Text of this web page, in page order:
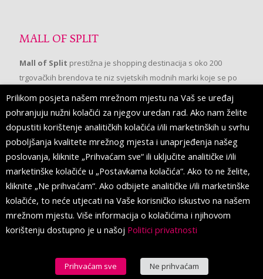
MALL OF SPLIT
Mall of Split prestižna je shopping destinacija s oko 200
trgovačkih brendova te niz svjetskih modnih marki koje se po
prvi put pojavljuju u Splitu.
PRATITE NAS
Prilikom posjeta našem mrežnom mjestu na Vaš se uređaj
pohranjuju nužni kolačići za njegov uredan rad. Ako nam želite
dopustiti korištenje analitičkih kolačića i/ili marketinških u svrhu
poboljšanja kvalitete mrežnog mjesta i unaprjeđenja našeg
poslovanja, kliknite „Prihvaćam sve“ ili uključite analitičke i/ili
marketinške kolačiće u „Postavkama kolačića“. Ako to ne želite,
kliknite „Ne prihvaćam“. Ako odbijete analitičke i/ili marketinške
kolačiće, to neće utjecati na Vaše korisničko iskustvo na našem
mrežnom mjestu. Više informacija o kolačićima i njihovom
korištenju dostupno je u našoj Politici privatnosti
Prihvaćam sve Ne prihvaćam